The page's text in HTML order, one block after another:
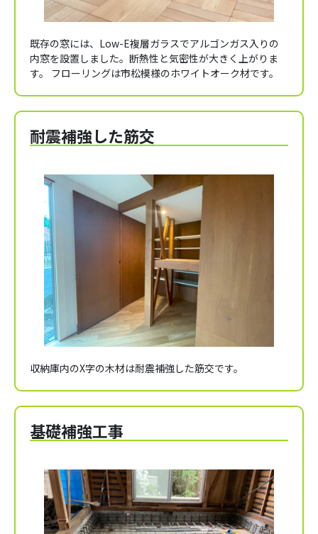
既存の窓には、Low-E複層ガラスでアルゴンガス入りの
内窓を設置しました。断熱性と気密性が大きく上がりま
す。 フローリングは市松模様のホワイトオーク材です。
耐震補強した筋交
収納庫内のX字の木材は耐震補強した筋交です。
基礎補強工事